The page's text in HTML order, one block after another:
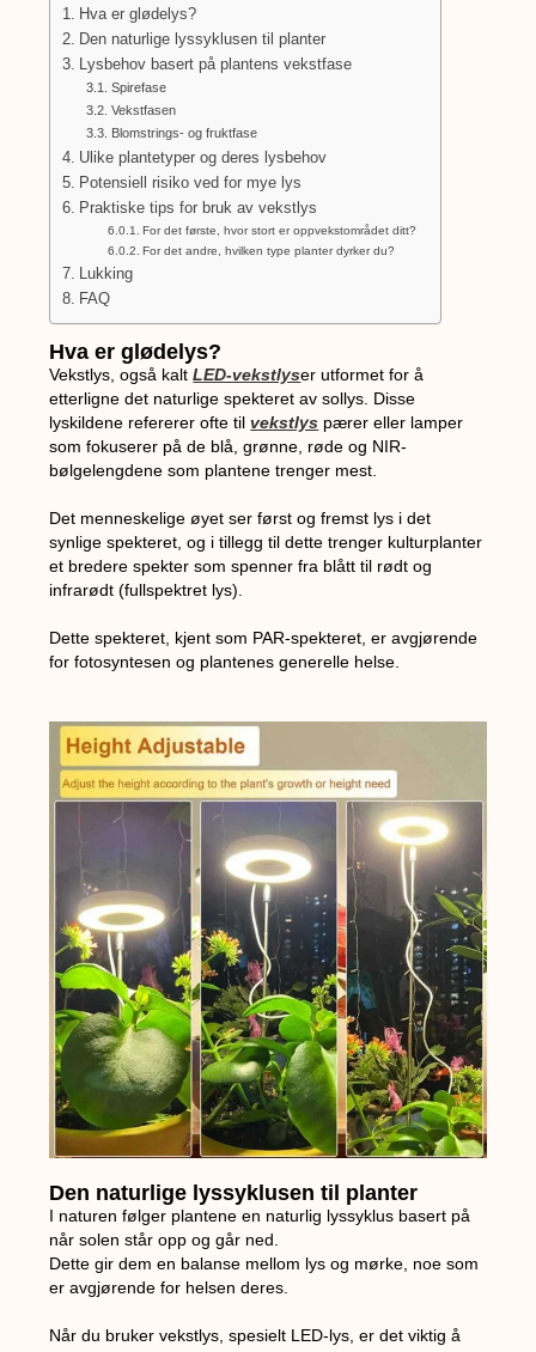
Hva er glødelys?
Den naturlige lyssyklusen til planter
Lysbehov basert på plantens vekstfase
Spirefase
Vekstfasen
Blomstrings- og fruktfase
Ulike plantetyper og deres lysbehov
Potensiell risiko ved for mye lys
Praktiske tips for bruk av vekstlys
For det første, hvor stort er oppvekstområdet ditt?
For det andre, hvilken type planter dyrker du?
Lukking
FAQ
Hva er glødelys?
Vekstlys, også kaltLED-vekstlyser utformet for å
etterligne det naturlige spekteret av sollys. Disse
lyskildene refererer ofte tilvekstlys pærer eller lamper
som fokuserer på de blå, grønne, røde og NIR-
bølgelengdene som plantene trenger mest.
Det menneskelige øyet ser først og fremst lys i det
synlige spekteret, og i tillegg til dette trenger kulturplanter
et bredere spekter som spenner fra blått til rødt og
infrarødt (fullspektret lys).
Dette spekteret, kjent som PAR-spekteret, er avgjørende
for fotosyntesen og plantenes generelle helse.
Den naturlige lyssyklusen til planter
I naturen følger plantene en naturlig lyssyklus basert på
når solen står opp og går ned.
Dette gir dem en balanse mellom lys og mørke, noe som
er avgjørende for helsen deres.
Når du bruker vekstlys, spesielt LED-lys, er det viktig å